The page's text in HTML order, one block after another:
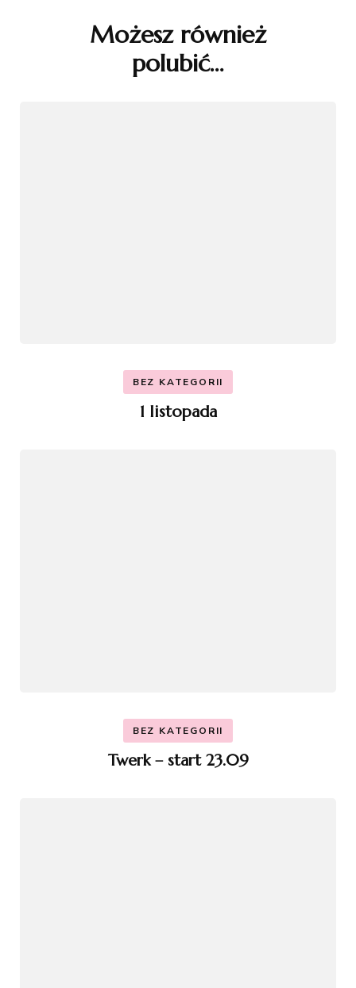
Możesz również
polubić…
BEZ KATEGORII
1 listopada
BEZ KATEGORII
Twerk – start 23.09